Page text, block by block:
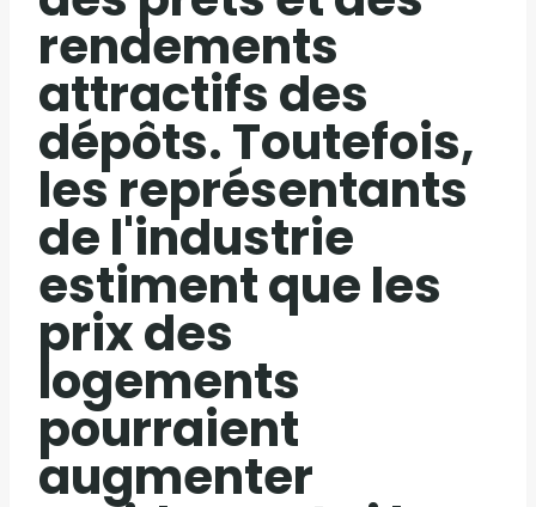
rendements
attractifs des
dépôts. Toutefois,
les représentants
de l'industrie
estiment que les
prix des
logements
pourraient
augmenter